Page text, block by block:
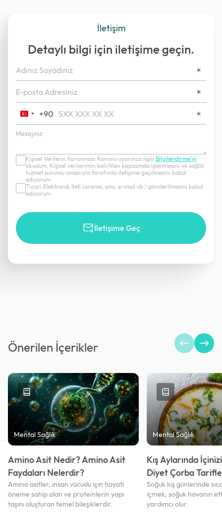
İletişim
Detaylı bilgi için iletişime geçin.
Turkey
+90
+90
Kişisel Verilerin Korunması Kanunu uyarınca ilgili Bilgilendirme’yi
okudum. Kişisel verilerimin belirtilen kapsamda işlenmesini ve sağlık
hizmet sunumu amacıyla tarafımla iletişime geçilmesini kabul
ediyorum.
Ticari Elektronik İleti (arama, sms, e-mail vb.) gönderilmesini kabul
ediyorum.
İletişime Geç
Önerilen İçerikler
Mental Sağlık
Amino Asit Nedir? Amino Asit
Faydaları Nelerdir?
Amino asitler, insan vücudu için hayati
öneme sahip olan ve proteinlerin yapı
taşını oluşturan temel bileşiklerdir.
Mental Sağlık
Kış Aylarında
Diyet Çorba
Soğuk kış günlerinde
içmek, soğuk havanın
yardımcı olur.